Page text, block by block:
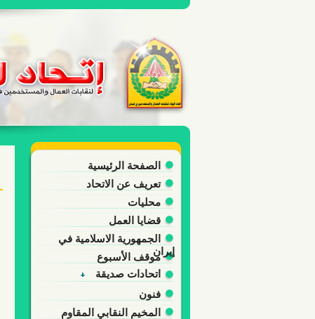
الصفحة الرئيسية
تعريف عن الاتحاد
محليات
قضايا العمل
الجمهورية الاسلامية في
إيرانموقف الأسبوع
اتحادات صديقة
فنون
المخيم النقابي المقاوم